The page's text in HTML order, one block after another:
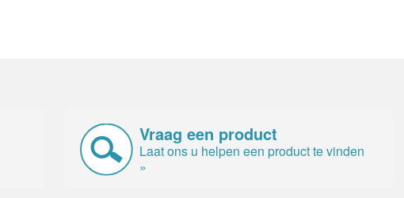
Vraag een product
Laat ons u helpen een product te vinden
»